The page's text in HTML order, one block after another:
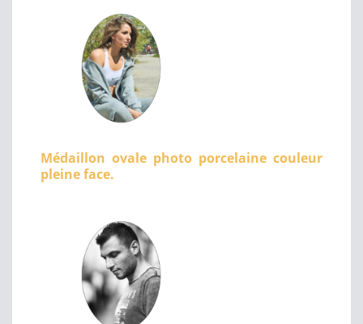
Médaillon ovale photo porcelaine couleur
pleine face.